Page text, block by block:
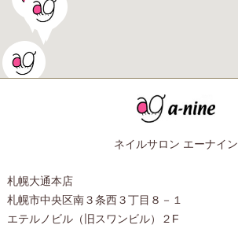
ネイルサロン エーナイン
札幌大通本店
札幌市中央区南３条西３丁目８－１
エテルノビル（旧スワンビル）２F